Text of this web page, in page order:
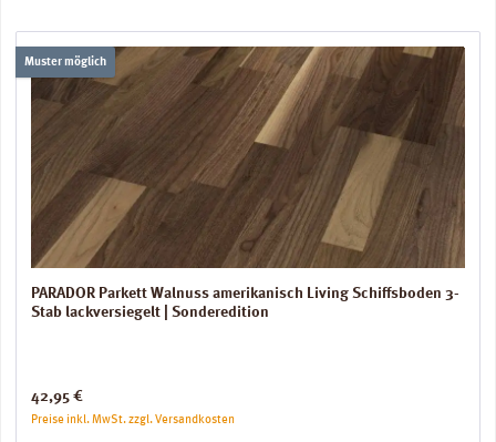
Muster möglich
PARADOR Parkett Walnuss amerikanisch Living Schiffsboden 3-
Stab lackversiegelt | Sonderedition
Regulärer Preis:
42,95 €
Preise inkl. MwSt. zzgl. Versandkosten